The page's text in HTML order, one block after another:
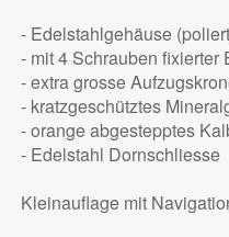
- Edelstahlgehäuse
- mit 4 Schrauben
- extra grosse
- kratzgeschütztes
- orange abgestepptes
- Edelstahl Dornschliesse
Kleinauflage mit